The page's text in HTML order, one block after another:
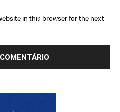
in this browser for the next